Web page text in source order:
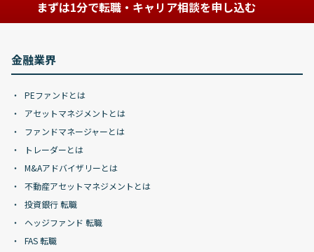
まずは1分で転職・キャリア相談を申し込む
金融業界
PEファンドとは
アセットマネジメントとは
ファンドマネージャーとは
トレーダーとは
M&Aアドバイザリーとは
不動産アセットマネジメントとは
投資銀行 転職
ヘッジファンド 転職
FAS 転職